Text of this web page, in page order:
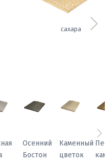
имбирь
Морозный
персик
Сапфировая
ночь
Теплый
жемчуг